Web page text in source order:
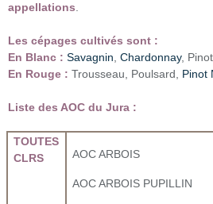
appellations
Les cépages cultivés sont :
En Blanc : Savagnin Chardonnay,
En Rouge : Trousseau, Poulsard, Pinot
Liste des AOC du Jura :
TOUTES
CLRS
AOC ARBOIS
AOC ARBOIS PUPILLIN